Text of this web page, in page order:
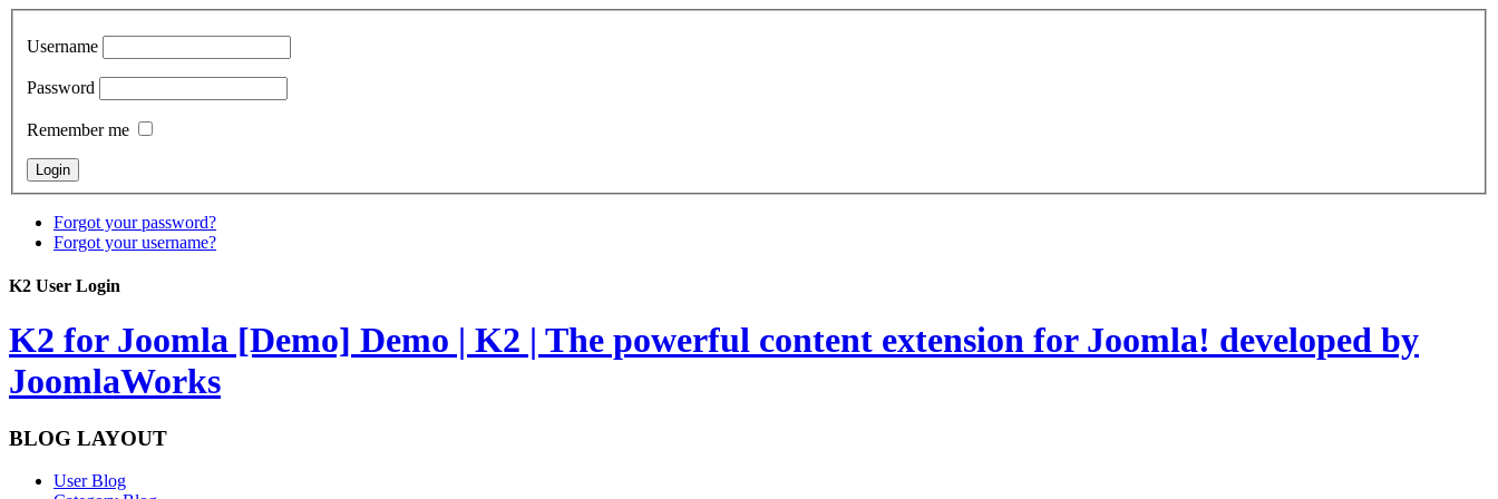
Username
Password
Remember me
Forgot your password?
Forgot your username?
K2 User Login
K2 for Joomla [Demo] Demo | K2 | The powerful content extension for Joomla! developed by
JoomlaWorks
BLOG LAYOUT
User Blog